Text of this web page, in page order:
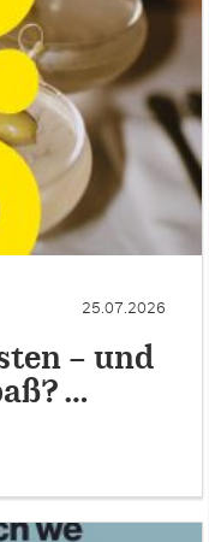
25.07.2026
– und
…